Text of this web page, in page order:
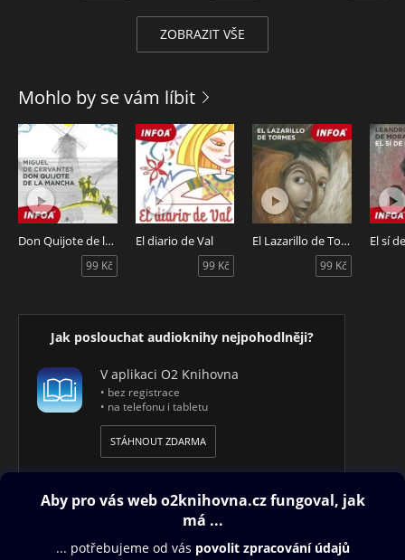
ZOBRAZIT VŠE
Mohlo by se vám líbit
Don Quijote de la Mancha
99 Kč
El diario de Val
99 Kč
El Lazarillo de Tormes
99 Kč
El sí
Jak poslouchat audioknihy nejpohodlněji?
V aplikaci O2 Knihovna
• bez registrace
• na telefonu i tabletu
STÁHNOUT ZDARMA
Obsah ke stažení